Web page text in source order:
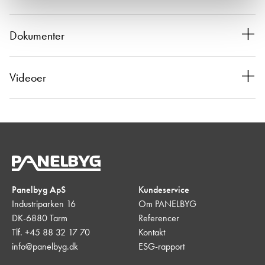
Dokumenter
Videoer
Panelbyg ApS
Industriparken 16
DK-6880 Tarm
Tlf. +45 88 32 17 70
info@panelbyg.dk
Kundeservice
Om PANELBYG
Referencer
Kontakt
ESG-rapport